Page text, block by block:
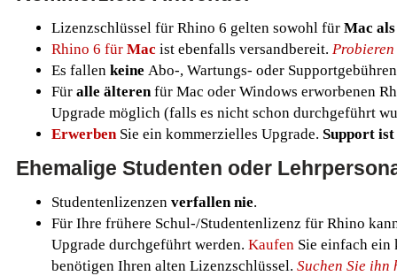
Lizenzschlüssel für Rhino 6 gelten sowohl für Mac
Rhino 6 für Mac ist ebenfalls versandbereit. Probieren
Es fallen keine Abo-, Wartungs- oder
Für alle älteren für Mac oder Windows erworbenen
Upgrade möglich (falls es nicht schon durchgeführt
Erwerben Sie ein kommerzielles Upgrade. Support
Ehemalige Studenten oder
Studentenlizenzen verfallen nie.
Für Ihre frühere Schul-/Studentenlizenz für Rhino
Upgrade durchgeführt werden. Kaufen Sie einfach ein
benötigen Ihren alten Lizenzschlüssel. Suchen Sie ihn